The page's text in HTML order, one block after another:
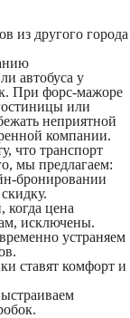
из другого города
автобуса у
При форс-мажоре
или
неприятной
компании.
что транспорт
мы предлагаем:
бронировании
когда цена
исключены.
устраняем
ставят комфорт и